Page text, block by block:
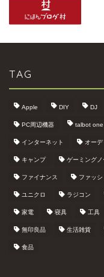
TAG
Apple DIY DJ
PC周辺機器 talbot one
インターネット オーデ
キャンプ ゲーミング
ファイナンス ファッシ
ユニクロ ラジコン
家電 寝具 工具
無印良品 生活雑貨
食品